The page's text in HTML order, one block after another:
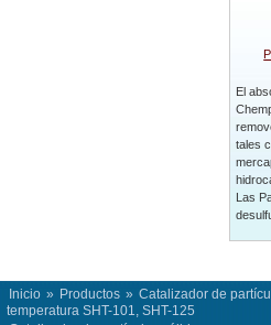
El
tales
Las
Inicio » Productos » Catalizador de
temperatura SHT-101, SHT-125